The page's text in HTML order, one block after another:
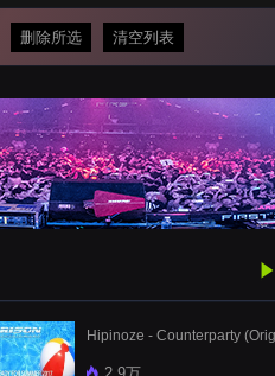
删除所选 清空列表
Hipinoze - Counterparty